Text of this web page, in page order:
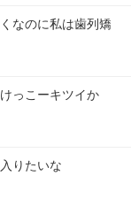
なのに私は歯列矯
っこーキツイか
りたいな